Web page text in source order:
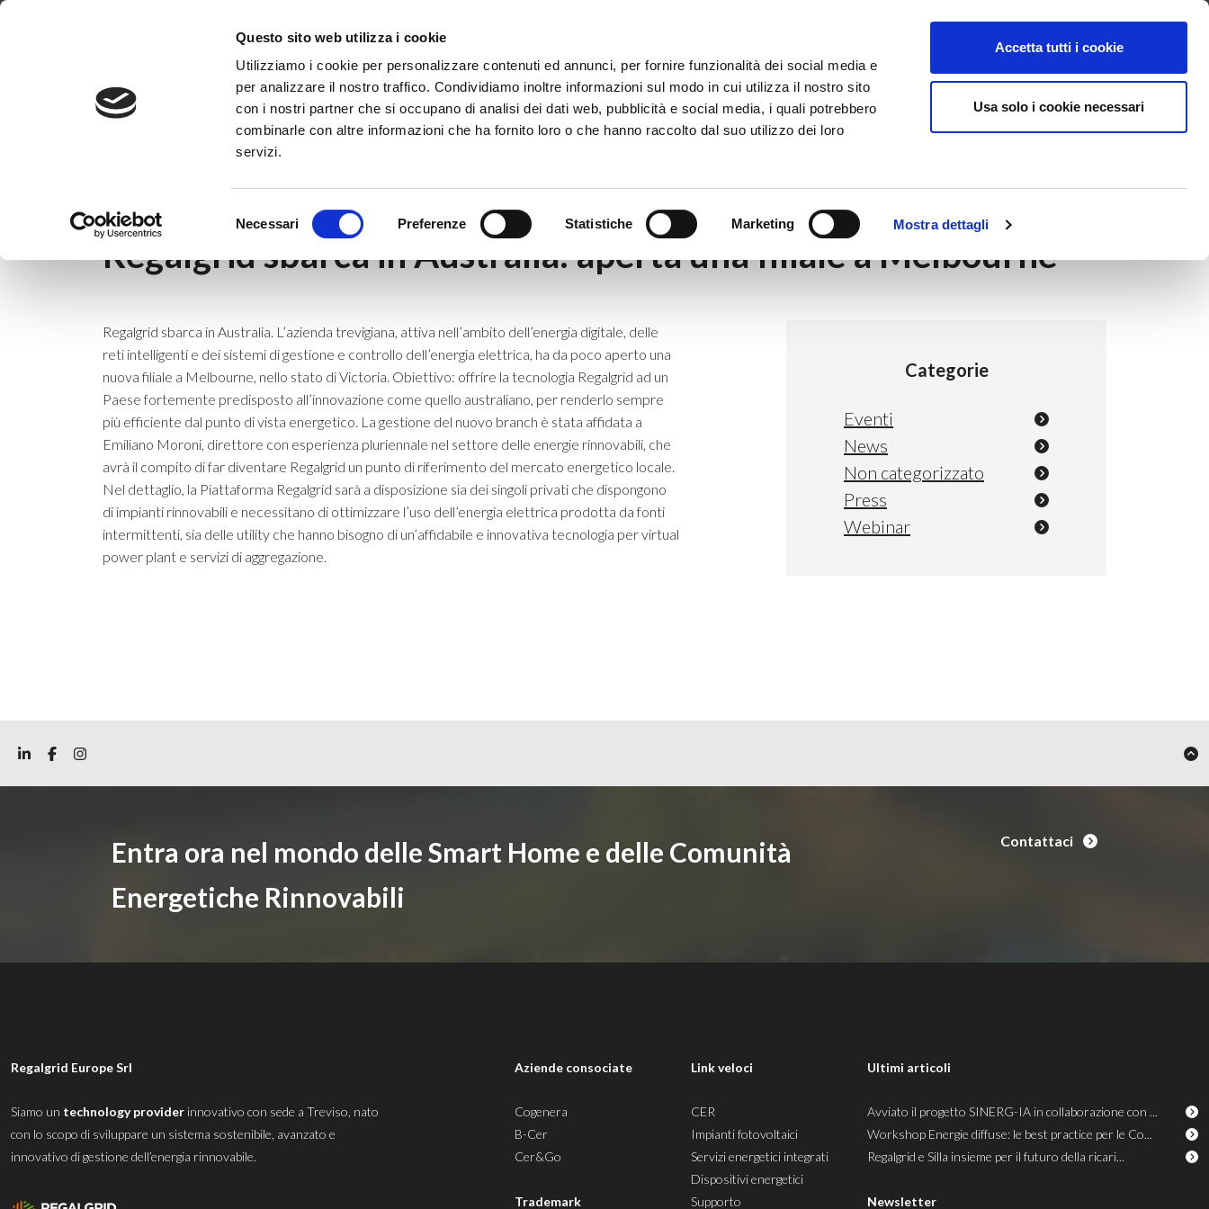
Questo sito web utilizza i cookie
Utilizziamo i cookie per personalizzare contenuti ed annunci, per fornire funzionalità dei social media e
per analizzare il nostro traffico. Condividiamo inoltre informazioni sul modo in cui utilizza il nostro sito
con i nostri partner che si occupano di analisi dei dati web, pubblicità e social media, i quali potrebbero
combinarle con altre informazioni che ha fornito loro o che hanno raccolto dal suo utilizzo dei loro
servizi.
del
Necessari Preferenze Statistiche Marketing Mostra dettagli
Accetta tutti i cookie
Usa solo i cookie necessari
Supporto Apri ticket Scarica l’APP
News & Eventi |
11 luglio 2019
Regalgrid sbarca in Australia: aperta una filiale a Melbourne
Regalgrid sbarca in Australia. L’azienda trevigiana, attiva nell’ambito dell’energia digitale, delle
reti intelligenti e dei sistemi di gestione e controllo dell’energia elettrica, ha da poco aperto una
nuova filiale a Melbourne, nello stato di Victoria. Obiettivo: offrire la tecnologia Regalgrid ad un
Paese fortemente predisposto all’innovazione come quello australiano, per renderlo sempre
più efficiente dal punto di vista energetico. La gestione del nuovo branch è stata affidata a
Emiliano Moroni, direttore con esperienza pluriennale nel settore delle energie rinnovabili, che
avrà il compito di far diventare Regalgrid un punto di riferimento del mercato energetico locale.
Nel dettaglio, la Piattaforma Regalgrid sarà a disposizione sia dei singoli privati che dispongono
di impianti rinnovabili e necessitano di ottimizzare l’uso dell’energia elettrica prodotta da fonti
intermittenti, sia delle utility che hanno bisogno di un’affidabile e innovativa tecnologia per virtual
power plant e servizi di aggregazione.
Categorie
Eventi
News
Non categorizzato
Press
Webinar
Entra ora nel mondo delle Smart Home e delle Comunità
Energetiche Rinnovabili
Contattaci
Regalgrid Europe Srl
Siamo un technology provider innovativo con sede a Treviso, nato
con lo scopo di sviluppare un sistema sostenibile, avanzato e
innovativo di gestione dell’energia rinnovabile.
Aziende consociate
Cogenera
B-Cer
Cer&Go
Trademark
Link veloci
CER
Impianti fotovoltaici
Servizi energetici integrati
Dispositivi energetici
Supporto
Ultimi articoli
Avviato il progetto SINERG-IA in collaborazione con ...
Workshop Energie diffuse: le best practice per le Co...
Regalgrid e Silla insieme per il futuro della ricari...
Newsletter